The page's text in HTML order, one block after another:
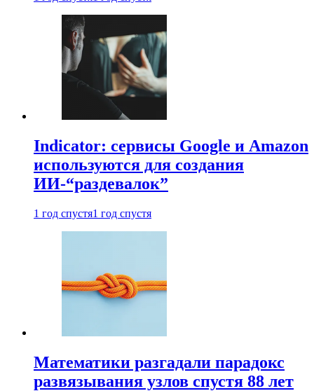
Indicator: сервисы Google и Amazon
используются для создания
ИИ-“раздевалок”
1 год спустя1 год спустя
Математики разгадали парадокс
развязывания узлов спустя 88 лет